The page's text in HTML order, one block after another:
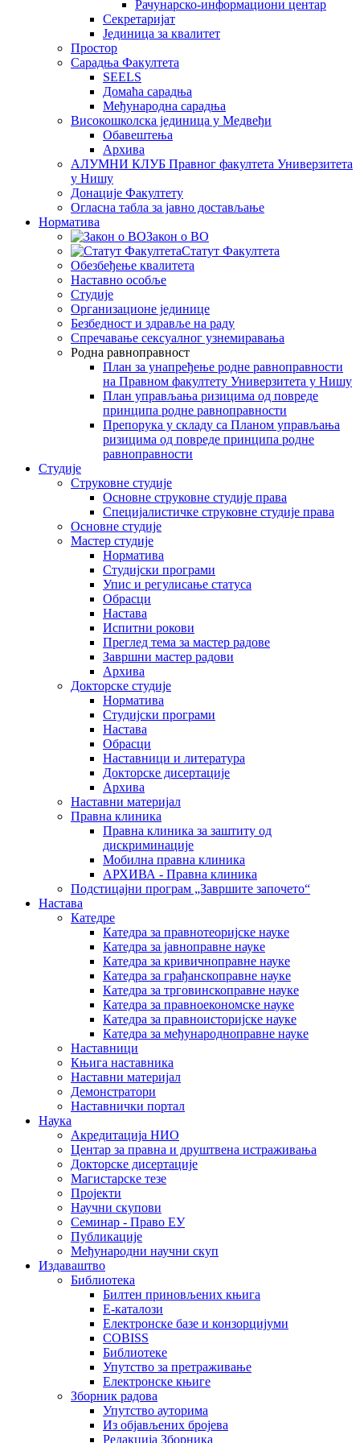
Рачунарско-информациони центар
Секретаријат
Јединица за квалитет
Простор
Сарадња Факултета
SEELS
Домаћа сарадња
Међународна сарадња
Високошколска јединица у Медвеђи
Обавештења
Архива
АЛУМНИ КЛУБ Правног факултета Универзитета
у Нишу
Донације Факултету
Огласна табла за јавно достављање
Норматива
Закон о ВО
Статут Факултета
Обезбеђење квалитета
Наставно особље
Студије
Организационе јединице
Безбедност и здравље на раду
Спречавање сексуалног узнемиравања
Родна равноправност
План за унапређење родне равноправности
на Правном факултету Универзитета у Нишу
План управљања ризицима од повреде
принципа родне равноправности
Препорука у складу са Планом управљања
ризицима од повреде принципа родне
равноправности
Студије
Струковне студије
Основне струковне студије права
Специјалистичке струковне студије права
Основне студије
Мастер студије
Норматива
Студијски програми
Упис и регулисање статуса
Обрасци
Настава
Испитни рокови
Преглед тема за мастер радове
Завршни мастер радови
Архива
Докторске студије
Норматива
Студијски програми
Настава
Обрасци
Наставници и литература
Докторске дисертације
Архива
Наставни материјал
Правна клиника
Правна клиника за заштиту од
дискриминације
Мобилна правна клиника
АРХИВА - Правна клиника
Подстицајни програм „Завршите започето“
Настава
Катедре
Катедра за правнотеоријске науке
Катедра за јавноправне науке
Катедра за кривичноправне науке
Катедра за грађанскоправне науке
Катедра за трговинскоправне науке
Катедра за правноекономске науке
Катедра за правноисторијске науке
Катедра за међународноправне науке
Наставници
Књига наставника
Наставни материјал
Демонстратори
Наставнички портал
Наука
Акредитација НИО
Центар за правна и друштвена истраживања
Докторске дисертације
Магистарске тезе
Пројекти
Научни скупови
Семинар - Право ЕУ
Публикације
Међународни научни скуп
Издаваштво
Библиотека
Билтен приновљених књига
Е-каталози
Електронске базе и конзорцијуми
COBISS
Библиотеке
Упутство за претраживање
Електронске књиге
Зборник радова
Упутство ауторима
Из објављених бројева
Редакција Зборника